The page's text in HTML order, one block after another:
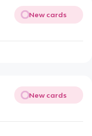
New cards
New cards